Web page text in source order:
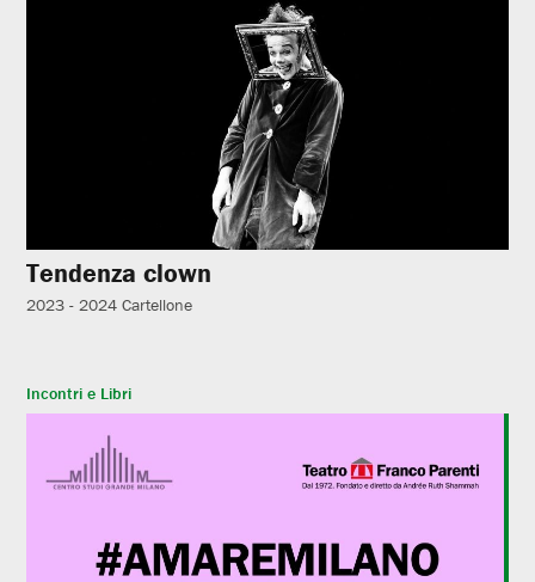
Tendenza clown
2023 - 2024 Cartellone
Incontri e Libri